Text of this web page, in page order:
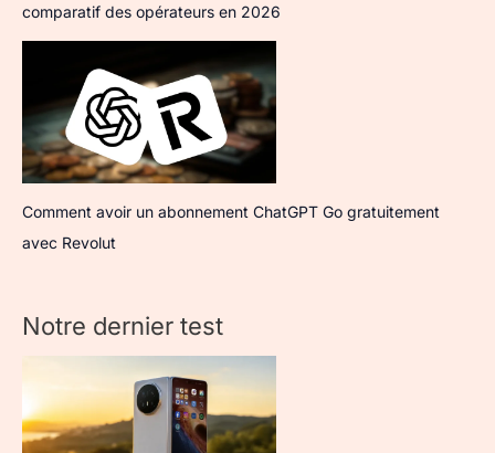
comparatif des opérateurs en 2026
Comment avoir un abonnement ChatGPT Go gratuitement
avec Revolut
Notre dernier test